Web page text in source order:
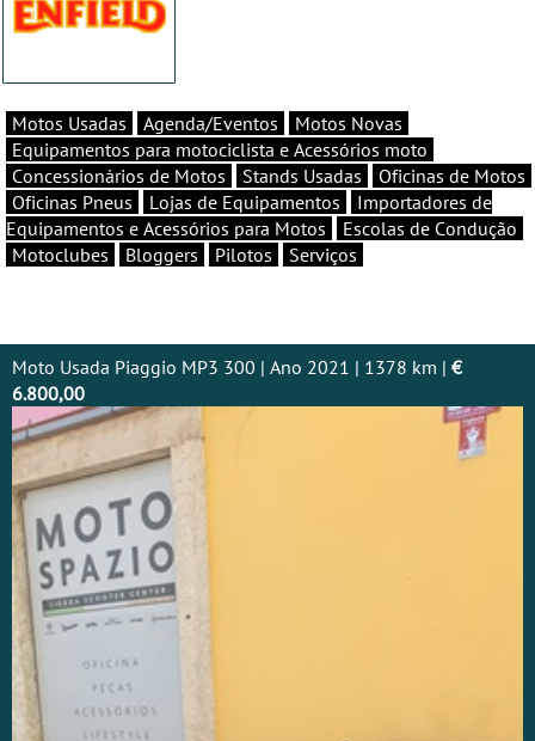
Motos Usadas Agenda/Eventos
Motos Novas
Equipamentos para motociclista e Acessórios moto
Concessionários de Motos
Stands Usadas
Oficinas de Motos
Oficinas Pneus
Lojas de Equipamentos
Importadores de
Equipamentos e Acessórios para Motos
Escolas de Condução
Motoclubes
Bloggers Pilotos Serviços
Moto Usada Piaggio MP3 300 | Ano 2021 | 1378 km | €
6.800,00